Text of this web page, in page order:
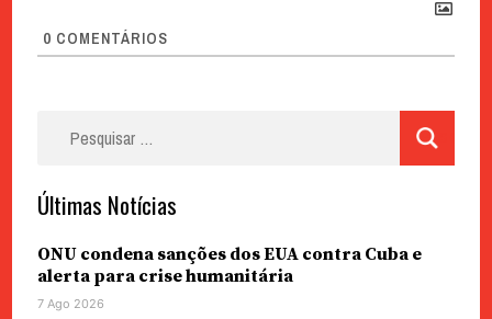
0 COMENTÁRIOS
Últimas Notícias
ONU condena sanções dos EUA contra Cuba e
alerta para crise humanitária
7 Ago 2026